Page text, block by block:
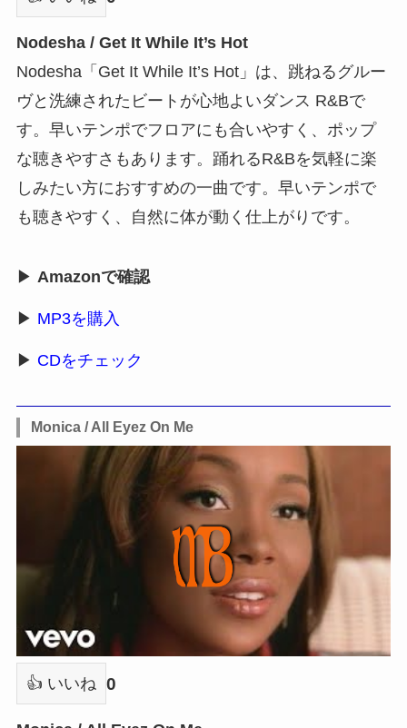
Nodesha / Get It While It’s Hot
Nodesha「Get It While It’s Hot」は、跳ねるグルー
ヴと洗練されたビートが心地よいダンス R&Bで
す。早いテンポでフロアにも合いやすく、ポップ
な聴きやすさもあります。踊れるR&Bを気軽に楽
しみたい方におすすめの一曲です。早いテンポで
も聴きやすく、自然に体が動く仕上がりです。
▶ Amazonで確認
▶ MP3を購入
▶ CDをチェック
Monica / All Eyez On Me
👍 いいね 0